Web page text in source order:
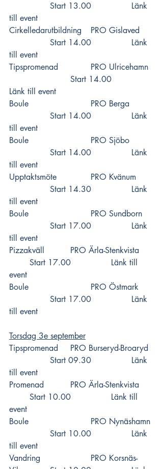
Länk
till event
Cirkelledarutbildning 	PRO Gislaved
Länk
till event
Tipspromenad 		PRO Ulricehamn
Länk till event
Boule 			PRO Berga
Länk
till event
Boule 			PRO Sjöbo
Länk
till event
Upptaktsmöte 		PRO Kvänum
Länk
till event
Boule 			PRO Sundborn
Länk
till event
Pizzakväll 		PRO Ärla-Stenkvista
Länk till
event
Boule 			PRO Östmark
Länk
till event
Torsdag 3e september
Tipspromenad 	PRO Burseryd-Broaryd
Länk
till event
Promenad 		PRO Ärla-Stenkvista
Länk till
event
Boule 			PRO Nynäshamn
Länk
till event
Vandring 			PRO Korsnäs-